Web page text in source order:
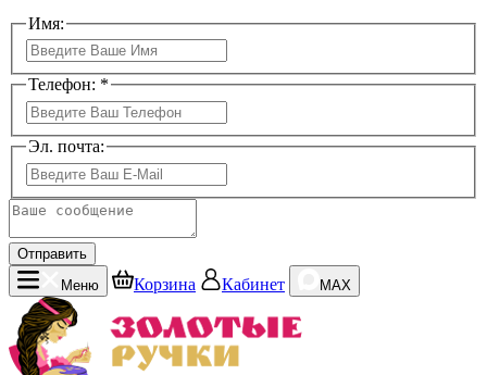
Имя:
Телефон: *
Эл. почта:
Отправить
Меню
Корзина Кабинет MAX